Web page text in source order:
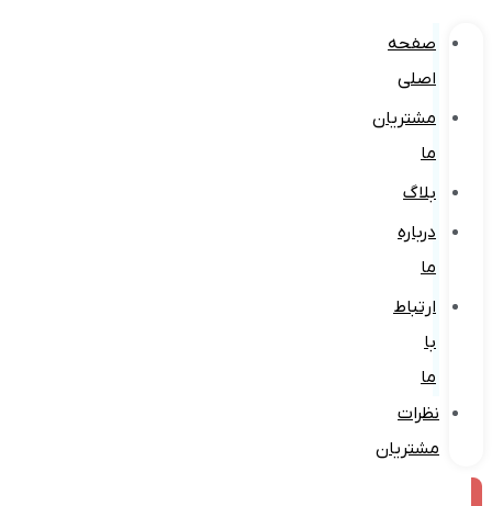
صفحه
اصلی
مشتریان
ما
بلاگ
درباره
ما
ارتباط
با
ما
نظرات
مشتریان